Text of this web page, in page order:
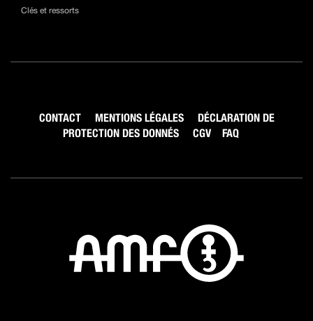
Clés et ressorts
CONTACT MENTIONS LÉGALES
DÉCLARATION DE
PROTECTION DES DONNÉS
CGV FAQ